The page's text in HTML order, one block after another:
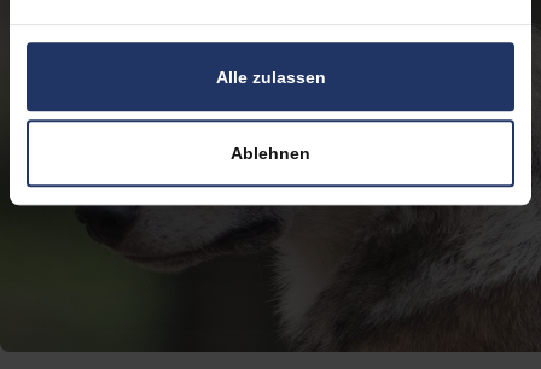
Alle zulassen
Ablehnen